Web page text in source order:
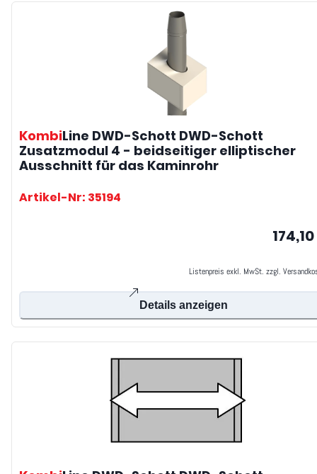
KombiLine DWD-Schott DWD-Schott
Zusatzmodul 4 - beidseitiger elliptischer
Ausschnitt für das Kaminrohr
Artikel-Nr: 35194
Listenpreis exkl. MwSt. zzgl.
Details anzeigen